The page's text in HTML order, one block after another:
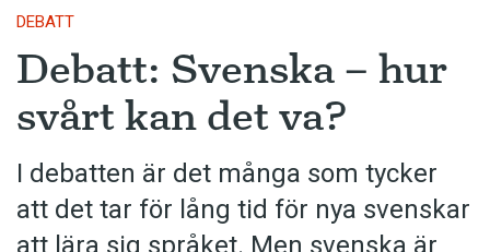
DEBATT
Debatt: Svenska – hur
svårt kan det va?
I debatten är det många som tycker
att det tar för lång tid för nya svenskar
att lära sig språket. Men svenska är